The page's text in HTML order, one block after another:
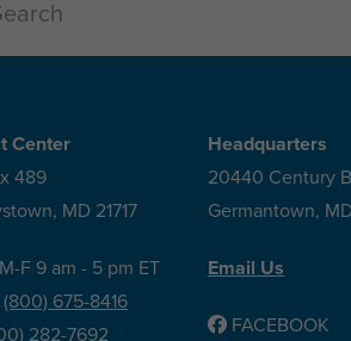
Center
489
MD 21717
F 9 am - 5 pm ET
(800) 675-8416
282-7692
Headquarters
20440 Century
Germantown,
Email Us
FACEBOOK